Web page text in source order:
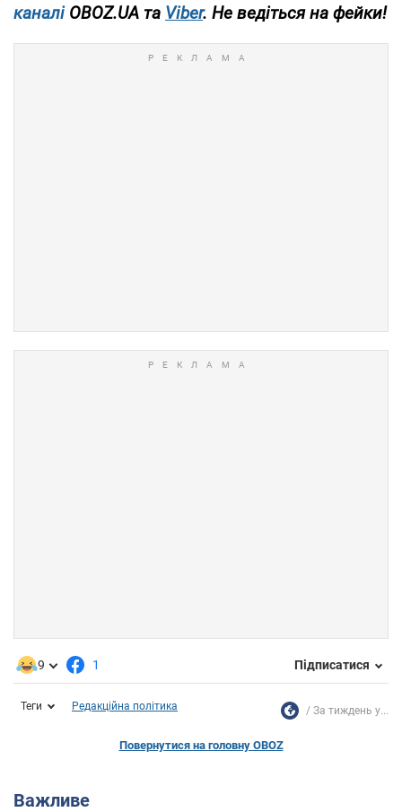
каналіOBOZ.UA та Viber. Не ведіться на фейки!
9 1 Підписатися
Теги Редакційна політика За тиждень у...
Повернутися на головну OBOZ
Важливе